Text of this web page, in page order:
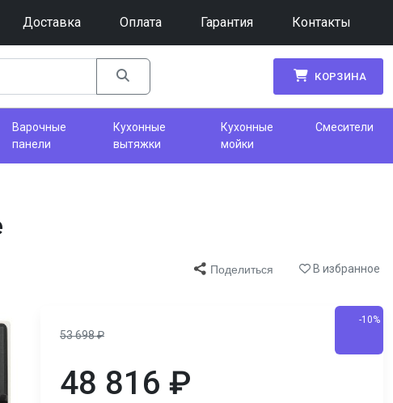
Доставка Оплата Гарантия Контакты
КОРЗИНА
Варочные
панели
Кухонные
вытяжки
Кухонные
мойки
Смесители
Поделиться В избранное
53 698₽
-10%
48 816 ₽